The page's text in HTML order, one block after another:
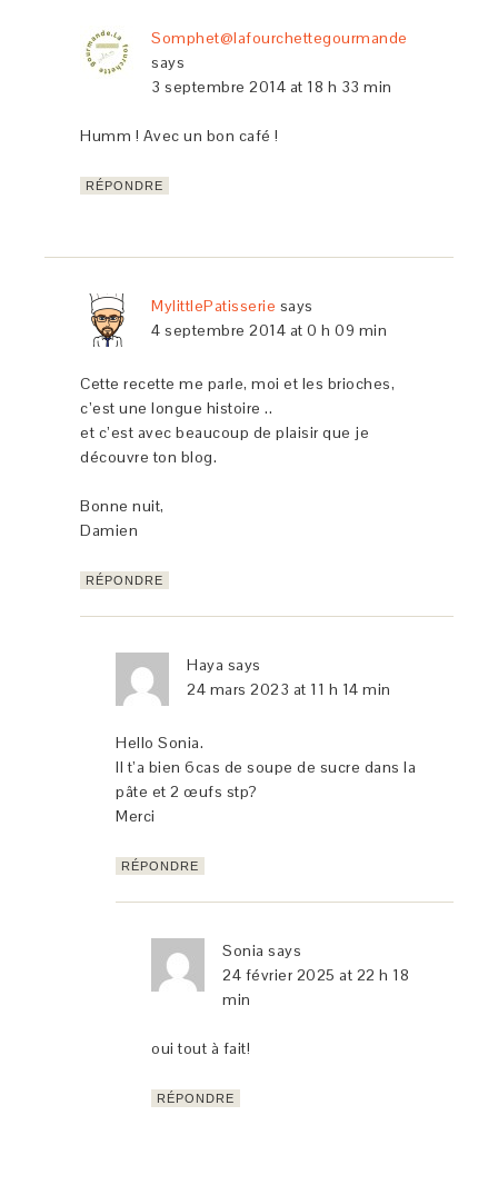
Somphet@lafourchettegourmande
says
3 septembre 2014 at 18 h 33 min
Humm ! Avec un bon café !
RÉPONDRE
MylittlePatisserie says
4 septembre 2014 at 0 h 09 min
Cette recette me parle, moi et les brioches,
c’est une longue histoire ..
et c’est avec beaucoup de plaisir que je
découvre ton blog.
Bonne nuit,
Damien
RÉPONDRE
Haya says
24 mars 2023 at 11 h 14 min
Hello Sonia.
Il t’a bien 6cas de soupe de sucre dans la
pâte et 2 œufs stp?
Merci
RÉPONDRE
Sonia says
24 février 2025 at 22 h 18
min
oui tout à fait!
RÉPONDRE